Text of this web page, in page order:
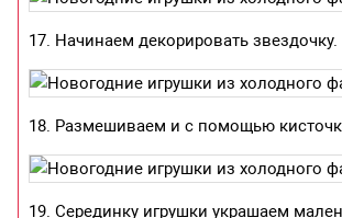
17. Начинаем декорировать
18. Размешиваем и с помощью
19. Серединку игрушки украшаем